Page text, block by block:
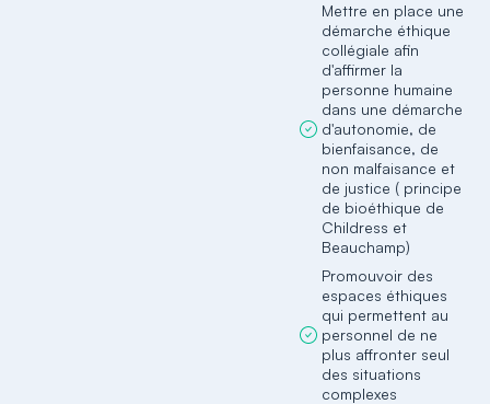
Mettre en place une
démarche éthique
collégiale afin
d'affirmer la
personne humaine
dans une démarche
d'autonomie, de
bienfaisance, de
non malfaisance et
de justice ( principe
de bioéthique de
Childress et
Beauchamp)
Promouvoir des
espaces éthiques
qui permettent au
personnel de ne
plus affronter seul
des situations
complexes